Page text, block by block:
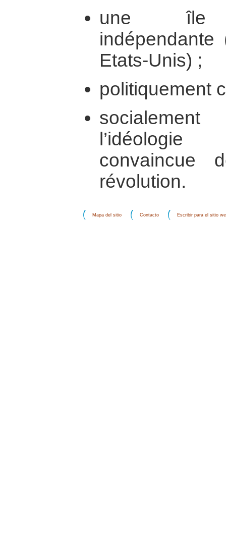
une île
Etats-Unis) ;
politiquement
convaincue
révolution.
Mapa del sitio Contacto Escribir para el sitio